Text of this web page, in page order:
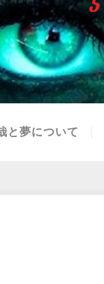
と夢について